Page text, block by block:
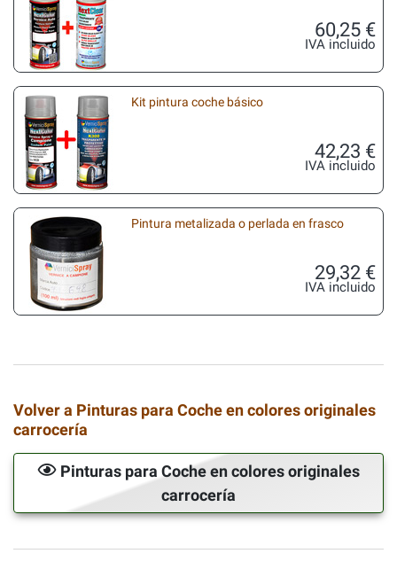
60,25 €
IVA incluido
Kit pintura coche básico
42,23 €
IVA incluido
Pintura metalizada o perlada en frasco
29,32 €
IVA incluido
Volver a Pinturas para Coche en colores originales
carrocería
Pinturas para Coche en colores originales
carrocería